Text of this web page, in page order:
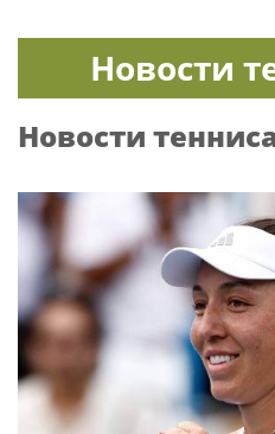
Новости
Новости